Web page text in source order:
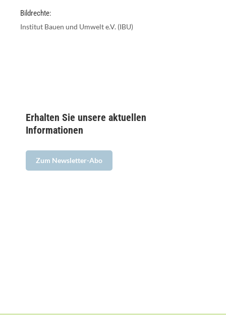
Bildrechte:
Institut Bauen und Umwelt e.V. (IBU)
Erhalten Sie unsere aktuellen
Informationen
Zum Newsletter-Abo